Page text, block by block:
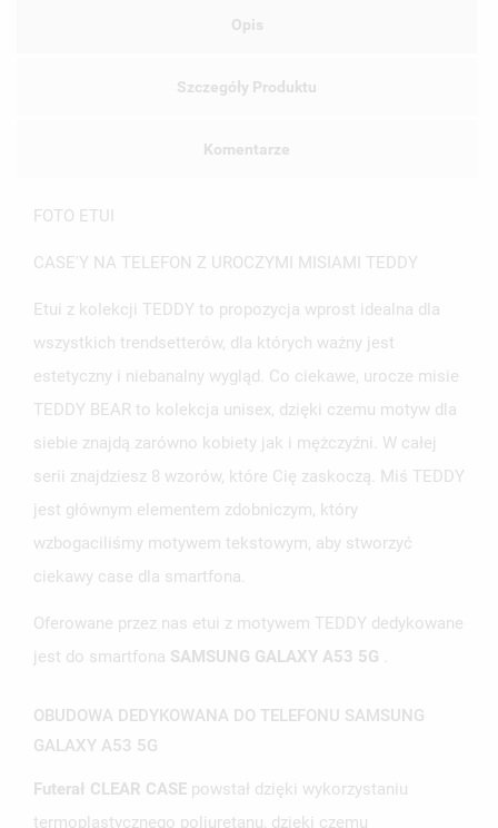
Opis
Szczegóły Produktu
Komentarze
FOTO ETUI
CASE'Y NA TELEFON Z UROCZYMI MISIAMI TEDDY
Etui z kolekcji TEDDY to propozycja wprost idealna dla
wszystkich trendsetterów, dla których ważny jest
estetyczny i niebanalny wygląd. Co ciekawe, urocze misie
TEDDY BEAR to kolekcja unisex, dzięki czemu motyw dla
siebie znajdą zarówno kobiety jak i mężczyźni. W całej
serii znajdziesz 8 wzorów, które Cię zaskoczą. Miś TEDDY
jest głównym elementem zdobniczym, który
wzbogaciliśmy motywem tekstowym, aby stworzyć
ciekawy case dla smartfona.
Oferowane przez nas etui z motywem TEDDY dedykowane
jest do smartfona SAMSUNG GALAXY A53 5G
OBUDOWA DEDYKOWANA DO TELEFONU SAMSUNG
GALAXY A53 5G
Futerał CLEAR CASE powstał dzięki wykorzystaniu
termoplastycznego poliuretanu, dzięki czemu